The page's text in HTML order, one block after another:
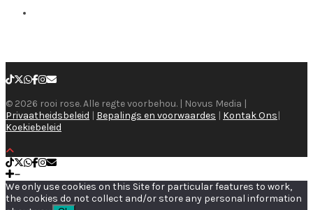
© 2026 rooi rose. Alle regte voorbehou. | Novus Media |
Privaatheidsbeleid | Bepalings en voorwaardes | Kontak Ons|
Koekiebeleid
We only use cookies on this Site for particular features to work,
the cookies do not collect and/or store any personal information